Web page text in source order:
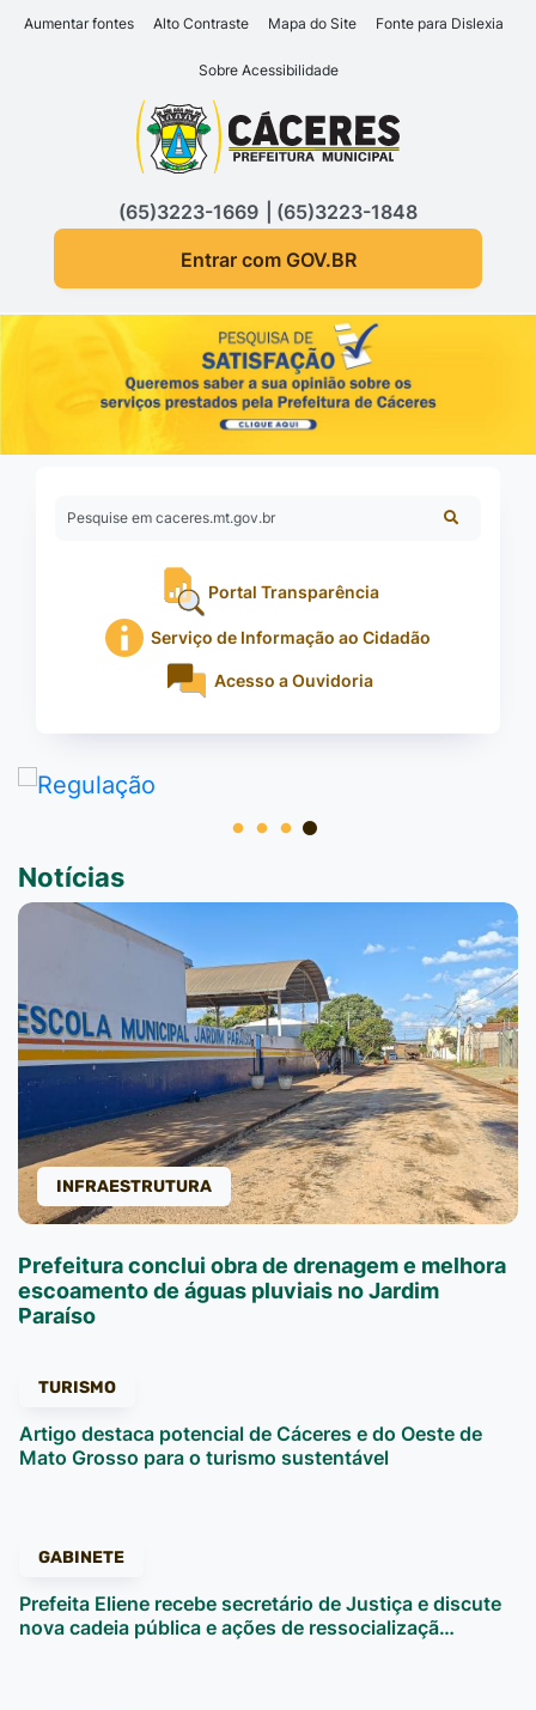
Seção de atalhos e links
Ir para o conteúdo [alt+1]
Ir para o rodapé [alt+4]
Aumentar fontes Alto Contraste Mapa do Site Fonte para Dislexia
Sobre Acessibilidade
Seção do menu principal
(65)3223-1669
(65)3223-1848
Entrar com GOV.BR
Pesquise em caceres.mt.gov.br
Portal Transparência
Serviço de Informação ao Cidadão
Acesso a Ouvidoria
Notícias
INFRAESTRUTURA
Prefeitura conclui obra de drenagem e melhora
escoamento de águas pluviais no Jardim
Paraíso
TURISMO
Artigo destaca potencial de Cáceres e do Oeste de
Mato Grosso para o turismo sustentável
GABINETE
Prefeita Eliene recebe secretário de Justiça e discute
nova cadeia pública e ações de ressocializaçã…